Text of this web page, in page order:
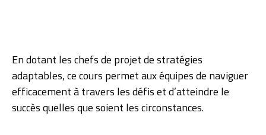
En dotant les chefs de projet de stratégies
adaptables, ce cours permet aux équipes de naviguer
efficacement à travers les défis et d’atteindre le
succès quelles que soient les circonstances.